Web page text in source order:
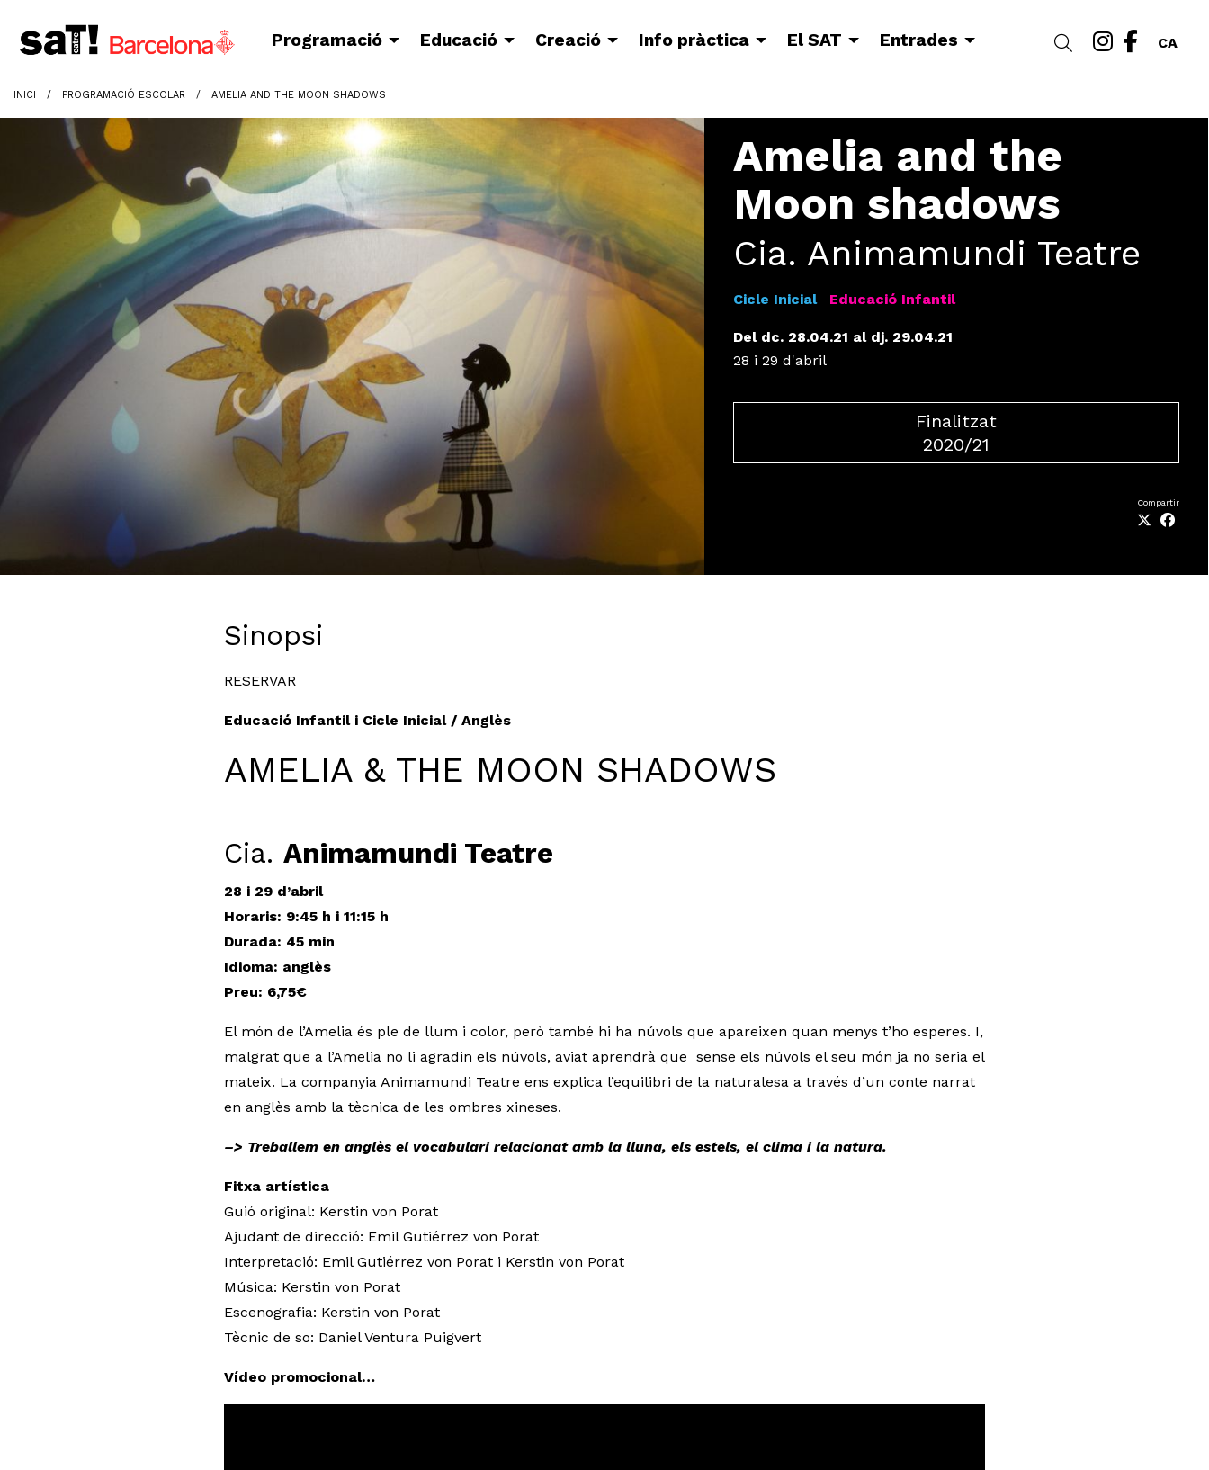
CA
Link a
Link
Cercar
Programació Educació Creació Info pràctica El SAT Entrades
INICI PROGRAMACIÓ ESCOLAR AMELIA AND THE MOON SHADOWS
Amelia and the
Moon shadows
Cia. Animamundi Teatre
Cicle Inicial Educació Infantil
Del dc. 28.04.21 al dj. 29.04.21
28 i 29 d'abril
Finalitzat
2020/21
Compartir
Sinopsi
RESERVAR
Educació Infantil i Cicle Inicial / Anglès
AMELIA & THE MOON SHADOWS
Cia. Animamundi Teatre
28 i 29 d’abril
Horaris: 9:45 h i 11:15 h
Durada: 45 min
Idioma: anglès
Preu: 6,75€
El món de l’Amelia és ple de llum i color, però també hi ha núvols que apareixen quan menys t’ho esperes. I,
malgrat que a l’Amelia no li agradin els núvols, aviat aprendrà que sense els núvols el seu món ja no seria el
mateix. La companyia Animamundi Teatre ens explica l’equilibri de la naturalesa a través d’un conte narrat
en anglès amb la tècnica de les ombres xineses.
–> Treballem en anglès el vocabulari relacionat amb la lluna, els estels, el clima i la natura.
Fitxa artística
Guió original: Kerstin von Porat
Ajudant de direcció: Emil Gutiérrez von Porat
Interpretació: Emil Gutiérrez von Porat i Kerstin von Porat
Música: Kerstin von Porat
Escenografia: Kerstin von Porat
Tècnic de so: Daniel Ventura Puigvert
Vídeo promocional…